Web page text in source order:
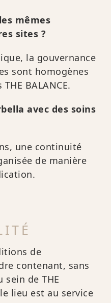
mêmes
sites ?
la gouvernance
sont homogènes
BALANCE.
avec des soins
une continuité
de manière
de
contenant, sans
de THE
lieu est au service